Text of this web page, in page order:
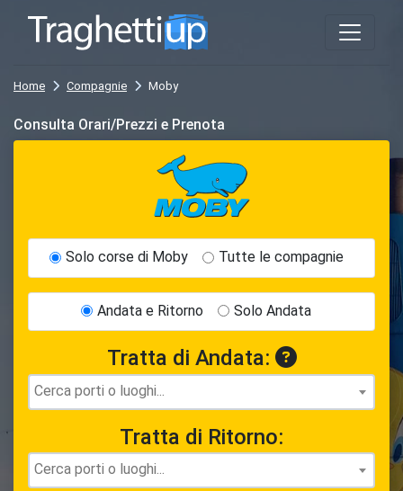
Home Compagnie Moby
Consulta Orari/Prezzi e Prenota
Solo corse di Moby Tutte le compagnie
Andata e Ritorno Solo Andata
Tratta di Andata:
Tratta di Ritorno: